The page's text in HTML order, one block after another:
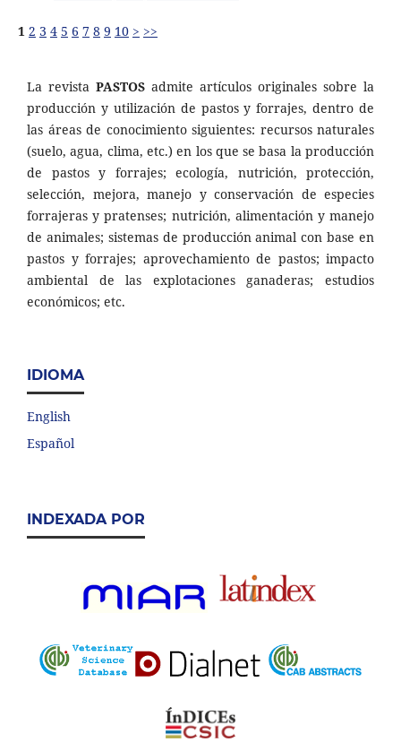
1 2 3 4 5 6 7 8 9 10 > >>
La revista PASTOS admite artículos originales sobre la
producción y utilización de pastos y forrajes, dentro de
las áreas de conocimiento siguientes: recursos naturales
(suelo, agua, clima, etc.) en los que se basa la producción
de pastos y forrajes; ecología, nutrición, protección,
selección, mejora, manejo y conservación de especies
forrajeras y pratenses; nutrición, alimentación y manejo
de animales; sistemas de producción animal con base en
pastos y forrajes; aprovechamiento de pastos; impacto
ambiental de las explotaciones ganaderas; estudios
económicos; etc.
IDIOMA
English
Español
INDEXADA POR